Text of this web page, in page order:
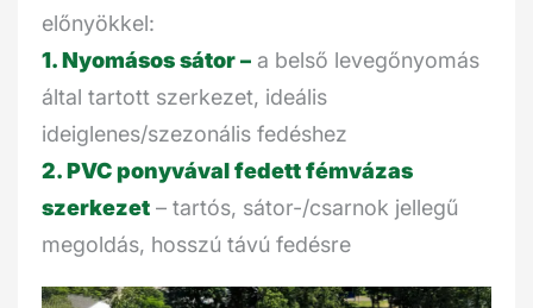
előnyökkel:
1. Nyomásos sátor – a belső levegőnyomás
által tartott szerkezet, ideális
ideiglenes/szezonális fedéshez
2. PVC ponyvával fedett fémvázas
szerkezet – tartós, sátor-/csarnok jellegű
megoldás, hosszú távú fedésre